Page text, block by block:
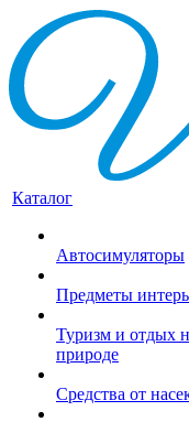
Каталог
Автосимуляторы
Предметы
Туризм и отдых
природе
Средства от